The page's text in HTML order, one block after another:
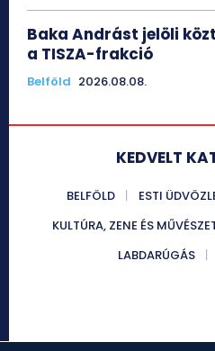
Baka Andrást jelöli
a TISZA-frakció
Belföld 2026.08.08.
KEDVELT
BELFÖLD ESTI
KULTÚRA, ZENE ÉS
LABDARÚGÁS